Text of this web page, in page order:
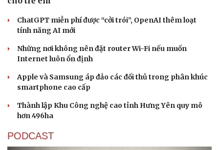
ChatGPT miễn phí được “cởi trói”, OpenAI thêm loạt
tính năng AI mới
Những nơi không nên đặt router Wi-Fi nếu muốn
Internet luôn ổn định
Apple và Samsung áp đảo các đối thủ trong phân khúc
smartphone cao cấp
Thành lập Khu Công nghệ cao tỉnh Hưng Yên quy mô
hơn 496ha
PODCAST